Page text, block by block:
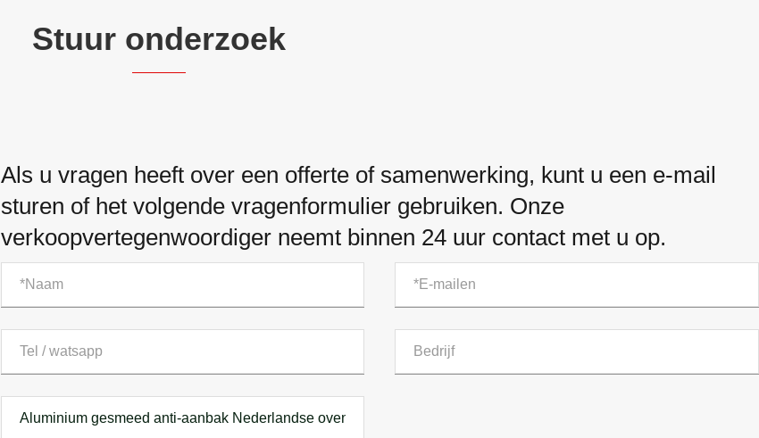
Stuur onderzoek
Als u vragen heeft over een offerte of samenwerking, kunt u een e-mail
sturen of het volgende vragenformulier gebruiken. Onze
verkoopvertegenwoordiger neemt binnen 24 uur contact met u op.